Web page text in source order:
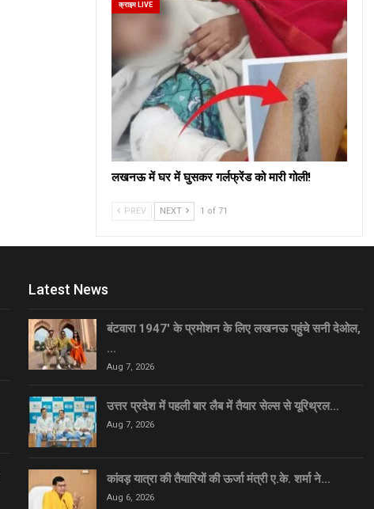
क्राइम LIVE
लखनऊ में घर में घुसकर गर्लफ्रेंड को मारी गोली!
PREV NEXT 1 of 71
Latest News
बंटवारा 1947′ के प्रमोशन के लिए लखनऊ पहुंचे सनी देओल,
…
Aug 7, 2026
उत्तर प्रदेश में पहली बार लैब में तैयार सेल्स से यूरिथ्रल…
Aug 7, 2026
कांवड़ यात्रा की तैयारियों की ऊर्जा मंत्री ए.के. शर्मा ने…
Aug 6, 2026